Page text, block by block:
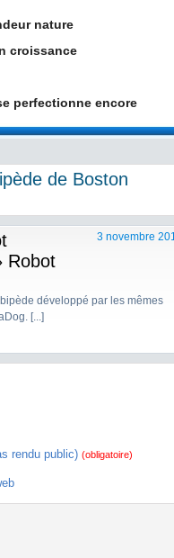
nature
croissance
perfectionne encore
de Boston
Robot
3 novembre
développé par les mêmes
[...]
rendu public) (obligatoire)